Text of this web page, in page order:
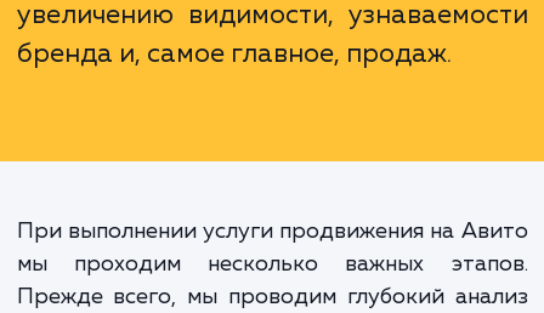
объявлений, но и о
оптимизации и продвижении
площадки, это то, что делает
конечном итоге, это может
увеличению видимости,